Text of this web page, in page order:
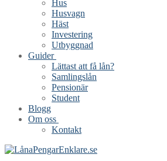
Hus
Husvagn
Häst
Investering
Utbyggnad
Guider
Lättast att få lån?
Samlingslån
Pensionär
Student
Blogg
Om oss
Kontakt